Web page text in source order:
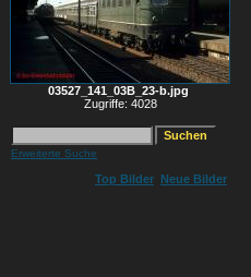
03527_141_03B_23-b.jpg
Zugriffe: 4028
Erweiterte Suche
Top Bilder Neue Bilder